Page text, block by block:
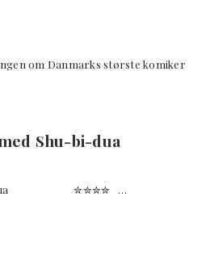
om Danmarks største
Shu-bi-dua
Shu-bi-dua ✮✮✮✮ …